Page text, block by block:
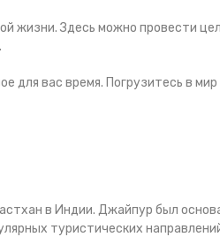
жизни. Здесь можно провести
для вас время. Погрузитесь в мир
в Индии. Джайпур был
туристических